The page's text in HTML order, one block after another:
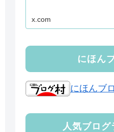
x.com
にほん
にほんブ
人気ブロ